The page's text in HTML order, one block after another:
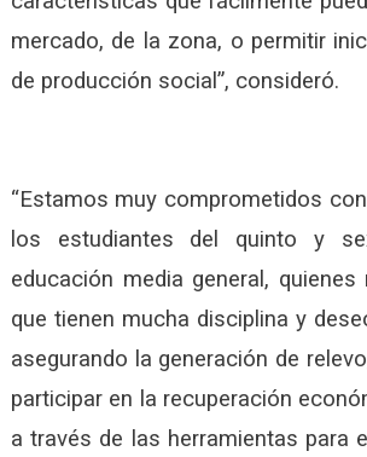
mercado, de la zona, o permitir
de producción social”, consideró.
“Estamos muy comprometidos
los estudiantes del quinto y
educación media general,
que tienen mucha disciplina y
asegurando la generación de
participar en la recuperación
a través de las herramientas para